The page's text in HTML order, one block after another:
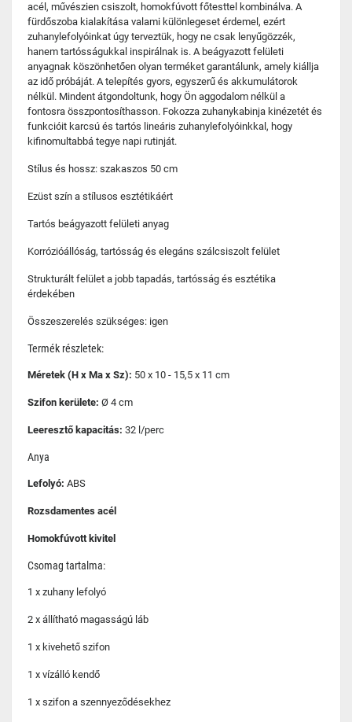
acél, művészien csiszolt, homokfúvott főtesttel kombinálva. A
fürdőszoba kialakítása valami különlegeset érdemel, ezért
zuhanylefolyóinkat úgy terveztük, hogy ne csak lenyűgözzék,
hanem tartósságukkal inspirálnak is. A beágyazott felületi
anyagnak köszönhetően olyan terméket garantálunk, amely kiállja
az idő próbáját. A telepítés gyors, egyszerű és akkumulátorok
nélkül. Mindent átgondoltunk, hogy Ön aggodalom nélkül a
fontosra összpontosíthasson. Fokozza zuhanykabinja kinézetét és
funkcióit karcsú és tartós lineáris zuhanylefolyóinkkal, hogy
kifinomultabbá tegye napi rutinját.
Stílus és hossz: szakaszos 50 cm
Ezüst szín a stílusos esztétikáért
Tartós beágyazott felületi anyag
Korrózióállóság, tartósság és elegáns szálcsiszolt felület
Strukturált felület a jobb tapadás, tartósság és esztétika
érdekében
Összeszerelés szükséges: igen
Termék részletek:
Méretek (H x Ma x Sz): 50 x 10 - 15,5 x 11 cm
Szifon kerülete: Ø 4 cm
Leeresztő kapacitás: 32 l/perc
Anya
Lefolyó: ABS
Rozsdamentes acél
Homokfúvott kivitel
Csomag tartalma:
1 x zuhany lefolyó
2 x állítható magasságú láb
1 x kivehető szifon
1 x vízálló kendő
1 x szifon a szennyeződésekhez